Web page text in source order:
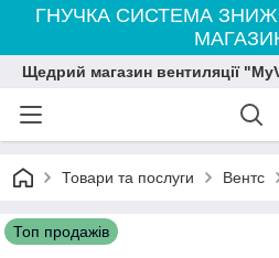
ГНУЧКА СИСТЕМА
Щедрий магазин вентиляції
Товари та послуги Вентс
Топ продажів